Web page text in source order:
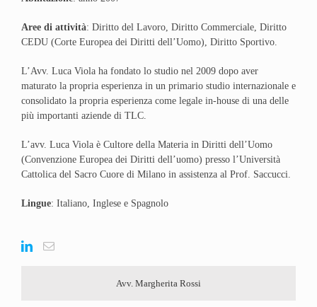
Aree di attività: Diritto del Lavoro, Diritto Commerciale, Diritto
CEDU (Corte Europea dei Diritti dell’Uomo), Diritto Sportivo.
L’Avv. Luca Viola ha fondato lo studio nel 2009 dopo aver
maturato la propria esperienza in un primario studio internazionale e
consolidato la propria esperienza come legale in-house di una delle
più importanti aziende di TLC.
L’avv. Luca Viola è Cultore della Materia in Diritti dell’Uomo
(Convenzione Europea dei Diritti dell’uomo) presso l’Università
Cattolica del Sacro Cuore di Milano in assistenza al Prof. Saccucci.
Lingue: Italiano, Inglese e Spagnolo
Avv. Margherita Rossi